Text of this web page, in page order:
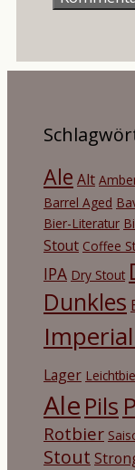
Ale Alt
Barrel Aged
Bier-Literatur
Stout Coffee
IPA Dry Stout
Dunkles
Lager
Ale Pils
Rotbier
Stout